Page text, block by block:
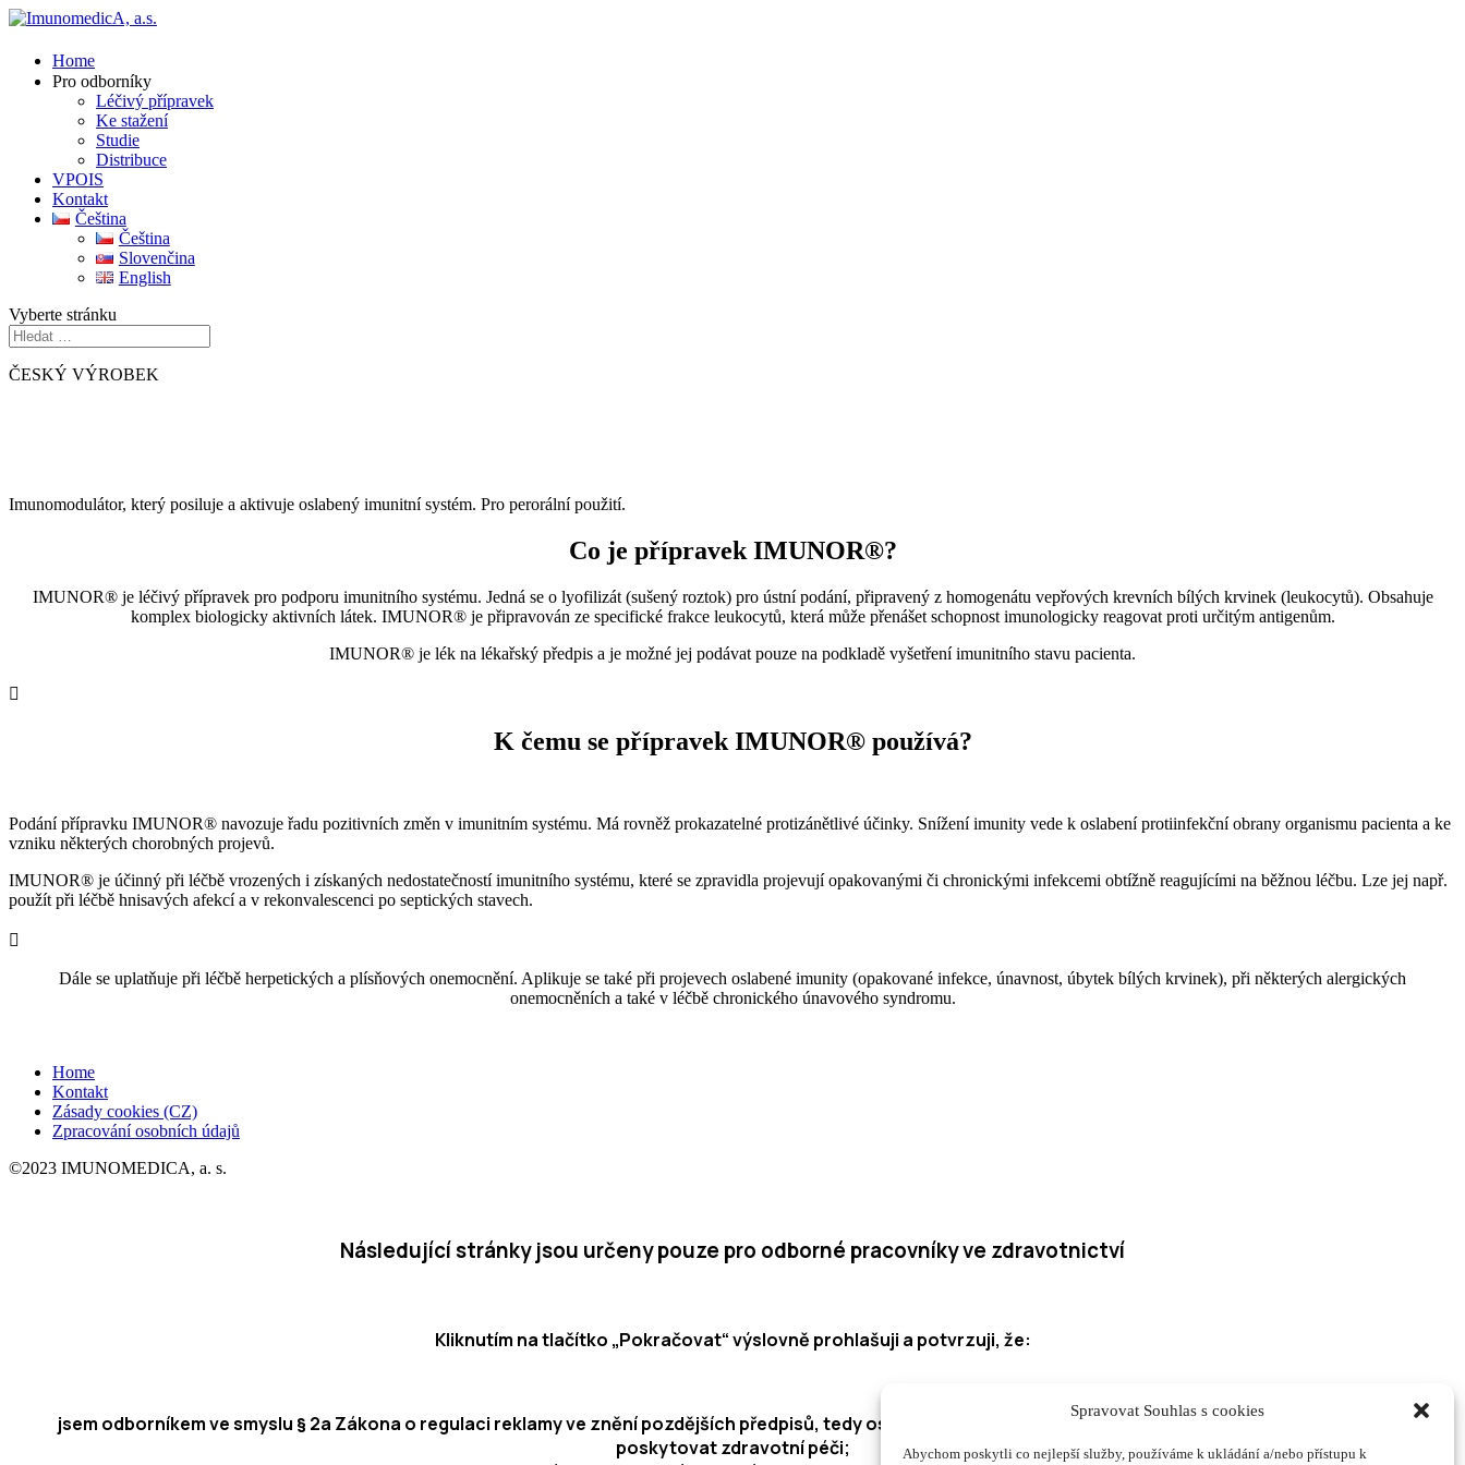
Spravovat Souhlas s cookies
Abychom poskytli co nejlepší služby, používáme k ukládání a/nebo přístupu k
Home
Pro odborníky
Léčivý přípravek
Ke stažení
Studie
Distribuce
VPOIS
Kontakt
Čeština
Čeština
Slovenčina
English
Vyberte stránku
ČESKÝ VÝROBEK
Imunomodulátor, který posiluje a aktivuje oslabený imunitní systém. Pro perorální použití.
Co je přípravek IMUNOR®?
IMUNOR® je léčivý přípravek pro podporu imunitního systému. Jedná se o lyofilizát (sušený roztok) pro ústní podání, připravený z homogenátu vepřových krevních bílých krvinek (leukocytů). Obsahuje
komplex biologicky aktivních látek. IMUNOR® je připravován ze specifické frakce leukocytů, která může přenášet schopnost imunologicky reagovat proti určitým antigenům.
IMUNOR® je lék na lékařský předpis a je možné jej podávat pouze na podkladě vyšetření imunitního stavu pacienta.

K čemu se přípravek IMUNOR® používá?
Podání přípravku IMUNOR® navozuje řadu pozitivních změn v imunitním systému. Má rovněž prokazatelné protizánětlivé účinky. Snížení imunity vede k oslabení protiinfekční obrany organismu pacienta a ke
vzniku některých chorobných projevů.
IMUNOR® je účinný při léčbě vrozených i získaných nedostatečností imunitního systému, které se zpravidla projevují opakovanými či chronickými infekcemi obtížně reagujícími na běžnou léčbu. Lze jej např.
použít při léčbě hnisavých afekcí a v rekonvalescenci po septických stavech.

Dále se uplatňuje při léčbě herpetických a plísňových onemocnění. Aplikuje se také při projevech oslabené imunity (opakované infekce, únavnost, úbytek bílých krvinek), při některých alergických
onemocněních a také v léčbě chronického únavového syndromu.
Home
Kontakt
Zásady cookies (CZ)
Zpracování osobních údajů
©2023 IMUNOMEDICA, a. s.
Následující stránky jsou určeny pouze pro odborné pracovníky ve zdravotnictví
Kliknutím na tlačítko „Pokračovat“ výslovně prohlašuji a potvrzuji, že:
jsem odborníkem ve smyslu § 2a Zákona o regulaci reklamy ve znění pozdějších předpisů, tedy osobou oprávněnou léčivé přípravky vydávat či předepisovat či
poskytovat zdravotní péči;